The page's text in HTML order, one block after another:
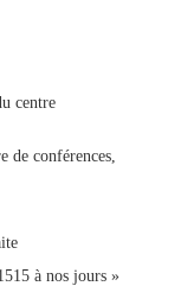
centre
de conférences,
à nos jours »